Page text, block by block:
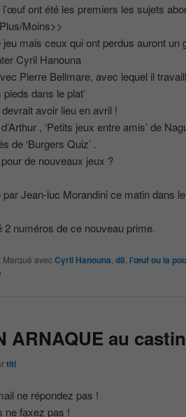
ont été les premiers les sujets
Moins>>
mais ceux qui ont perdus auront un
Cyril Hanouna
Pierre Bellmare, avec lequel il
pieds dans le plat’
avoir lieu en avril !
, ‘Petits jeux entre amis’ de
de ‘Burgers Quiz’ .
pour de nouveaux jeux ?
Jean-luc Morandini ce matin dans
2 numéros de ce nouveau prime.
Marqué avecCyril Hanouna d8 l’œuf ou la
ARNAQUE au
titi
ne répondez pas !
ne faxez pas !